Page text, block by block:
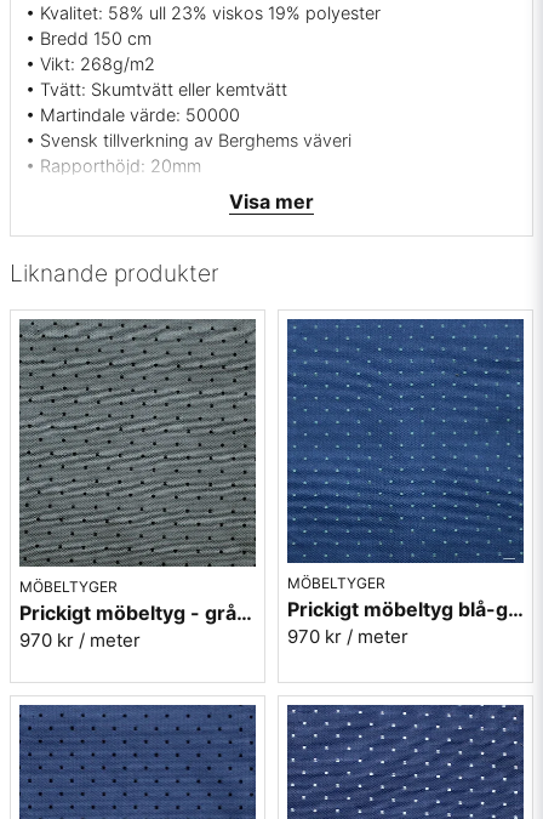
Liknande produkter
MÖBELTYGER
Prickigt möbeltyg - grå Micro nr.91
970 kr / meter
MÖBELTYGER
Prickigt möbeltyg blå-grön Micro nr.52
970 kr / meter
• Kvalitet: 58% ull 23% viskos 19% polyester
• Bredd 150 cm
• Vikt: 268g/m2
• Tvätt: Skumtvätt eller kemtvätt
• Martindale värde: 50000
• Svensk tillverkning av Berghems väveri
• Rapporthöjd: 20mm
• Färger: Ljusblå och beige med en liten mörkblå rand
• Mönsterbild: Tvärgående
• Beställningsvara, ingen returrätt
Vill du ha ett tygprov maila mig på:
Visa mer